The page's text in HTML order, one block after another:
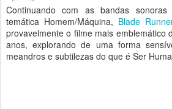
Continuando com as bandas
temática Homem/Máquina, Blade
provavelmente o filme mais emblemático
anos, explorando de uma forma
meandros e subtilezas do que é Ser